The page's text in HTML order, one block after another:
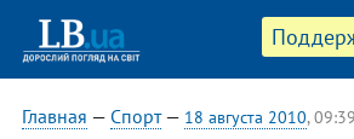
Главная — Спорт— 18 августа 2010, 09:39